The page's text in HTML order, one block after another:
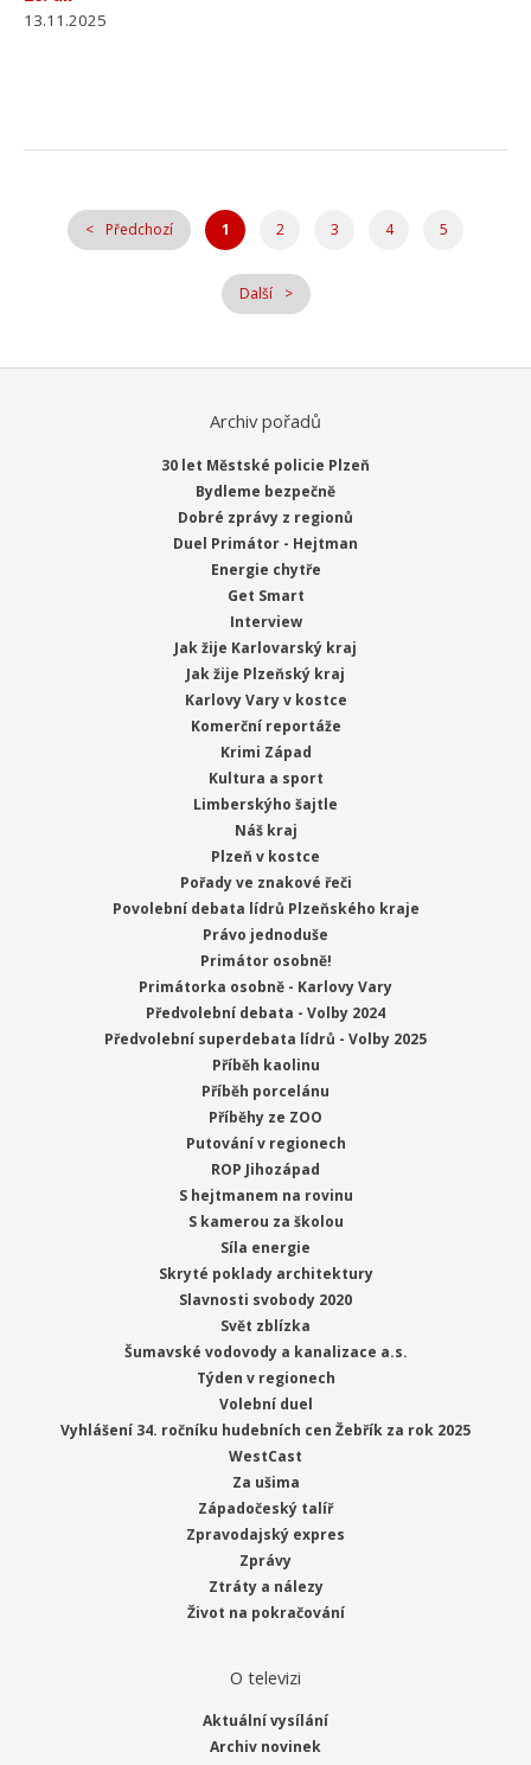
13.11.2025
Předchozí 1 2 3 4 5
Další
Archiv pořadů
30 let Městské policie Plzeň
Bydleme bezpečně
Dobré zprávy z regionů
Duel Primátor - Hejtman
Energie chytře
Get Smart
Interview
Jak žije Karlovarský kraj
Jak žije Plzeňský kraj
Karlovy Vary v kostce
Komerční reportáže
Krimi Západ
Kultura a sport
Limberskýho šajtle
Náš kraj
Plzeň v kostce
Pořady ve znakové řeči
Povolební debata lídrů Plzeňského kraje
Právo jednoduše
Primátor osobně!
Primátorka osobně - Karlovy Vary
Předvolební debata - Volby 2024
Předvolební superdebata lídrů - Volby 2025
Příběh kaolinu
Příběh porcelánu
Příběhy ze ZOO
Putování v regionech
ROP Jihozápad
S hejtmanem na rovinu
S kamerou za školou
Síla energie
Skryté poklady architektury
Slavnosti svobody 2020
Svět zblízka
Šumavské vodovody a kanalizace a.s.
Týden v regionech
Volební duel
Vyhlášení 34. ročníku hudebních cen Žebřík za rok 2025
WestCast
Za ušima
Západočeský talíř
Zpravodajský expres
Zprávy
Ztráty a nálezy
Život na pokračování
O televizi
Aktuální vysílání
Archiv novinek